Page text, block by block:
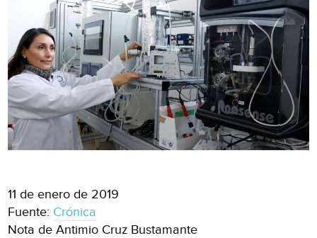
11 de enero de 2019
Fuente: Crónica
Nota de Antimio Cruz Bustamante